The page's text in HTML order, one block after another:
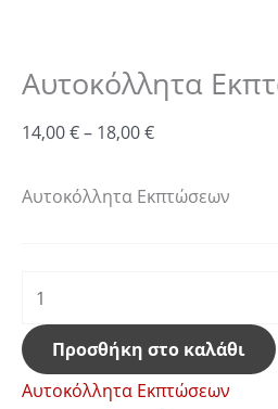
Αυτοκόλλητα
14,00€– 18,00€
Αυτοκόλλητα Εκπτώσεων
Προσθήκη στο καλάθι
Αυτοκόλλητα Εκπτώσεων